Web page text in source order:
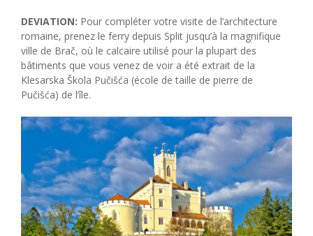
DEVIATION: Pour compléter votre visite de l’architecture
romaine, prenez le ferry depuis Split jusqu’à la magnifique
ville de Brač, où le calcaire utilisé pour la plupart des
bâtiments que vous venez de voir a été extrait de la
Klesarska Škola Pučišća (école de taille de pierre de
Pučišća) de l’île.